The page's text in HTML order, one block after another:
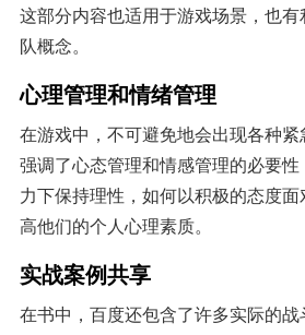
这部分内容也适用于游戏场景，也
队概念。
心理管理和情绪管理
在游戏中，不可避免地会出现各种
强调了心态管理和情感管理的必要
力下保持理性，如何以积极的态度
高他们的个人心理素质。
实战案例共享
在书中，百度还包含了许多实际的